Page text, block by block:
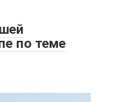
по теме